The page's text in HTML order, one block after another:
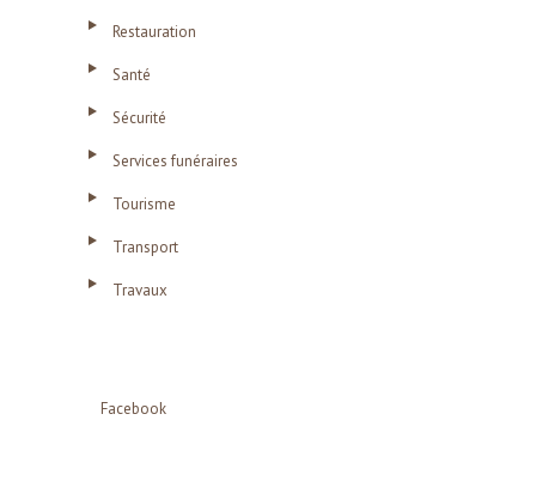
Restauration
Santé
Sécurité
Services funéraires
Tourisme
Transport
Travaux
Facebook